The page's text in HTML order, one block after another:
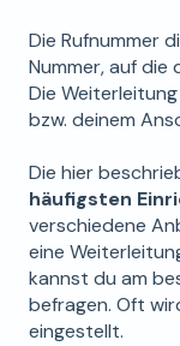
Die Rufnummer
Nummer, auf
Die
bzw. deinem
Die hier
häufigsten
verschiedene
eine
kannst du am
befragen. Oft
eingestellt.